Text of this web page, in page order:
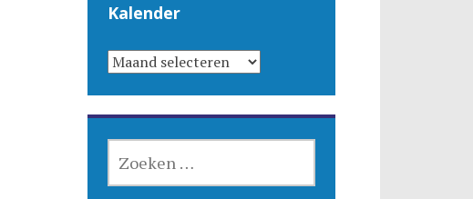
Kalender
KALENDER
NAAR: